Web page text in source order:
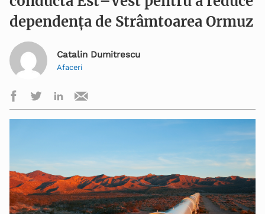
dependența de Strâmtoarea Ormuz
Catalin Dumitrescu
Afaceri